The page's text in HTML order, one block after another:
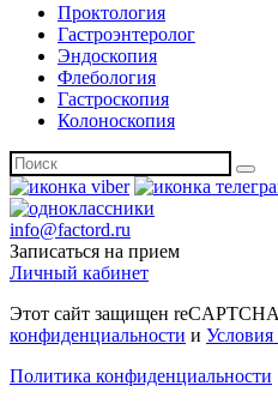
Проктология
Гастроэнтеролог
Эндоскопия
Флебология
Гастроскопия
Колоноскопия
info@factord.ru
Записаться на прием
Личный кабинет
Этот сайт защищен
конфиденциальности и Условия
Политика конфиденциальности